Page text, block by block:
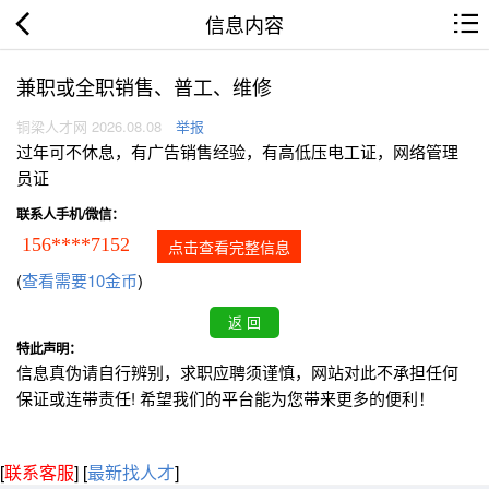
信息内容
兼职或全职销售、普工、维修
铜梁人才网 2026.08.08 举报
过年可不休息，有广告销售经验，有高低压电工证，网络管理
员证
联系人手机/微信：
156****7152 点击查看完整信息
(查看需要10金币)
特此声明：
信息真伪请自行辨别，求职应聘须谨慎，网站对此不承担任何
保证或连带责任! 希望我们的平台能为您带来更多的便利！
[联系客服] [最新找人才]